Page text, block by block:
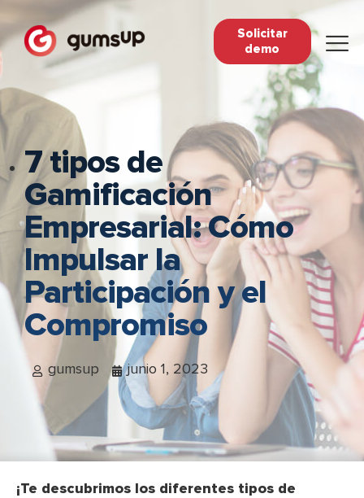
Solicitar
demo
7 tipos de
Gamificación
Empresarial: Cómo
Impulsar la
Participación y el
Compromiso
gumsup junio 1, 2023
¡Te descubrimos los diferentes tipos de